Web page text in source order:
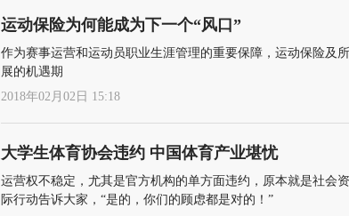
运动保险为何能成为下一个“风口”
作为赛事运营和运动员职业生涯管理的重要保障，运动保险及
展的机遇期
2018年02月02日 15:18
大学生体育协会违约 中国体育产业堪忧
运营权不稳定，尤其是官方机构的单方面违约，原本就是社会
际行动告诉大家，“是的，你们的顾虑都是对的！”